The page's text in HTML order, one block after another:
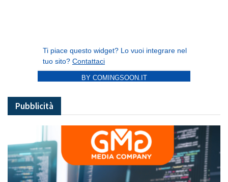
BY COMINGSOON.IT
Pubblicità